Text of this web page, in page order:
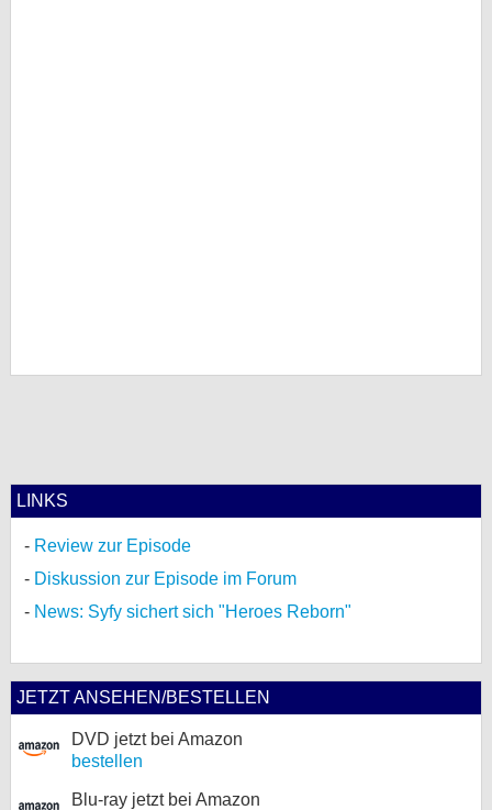
LINKS
Review zur Episode
Diskussion zur Episode im Forum
News: Syfy sichert sich "Heroes Reborn"
JETZT ANSEHEN/BESTELLEN
DVD jetzt bei Amazon
bestellen
Blu-ray jetzt bei Amazon